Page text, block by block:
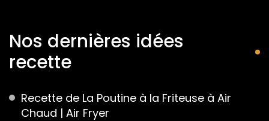
Nos dernières idées
recette
Recette de La Poutine à la Friteuse à Air
Chaud | Air Fryer